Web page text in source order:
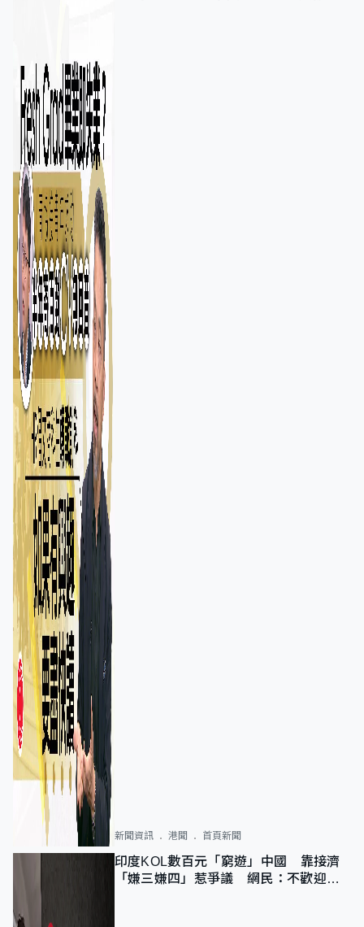
新聞資訊 港聞 首頁新聞
印度KOL數百元「窮遊」中國 靠接濟
「嫌三嫌四」惹爭議 網民：不歡迎劣